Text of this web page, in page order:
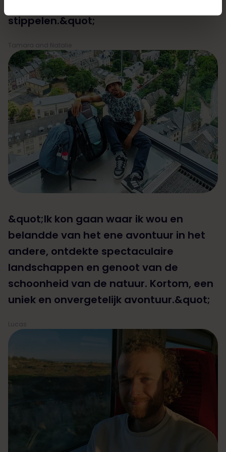
stippelen.&quot;
Tamara and Natalie
&quot;Ik kon gaan waar ik wou en
belandde van het ene avontuur in het
andere, ontdekte spectaculaire
landschappen en genoot van de
schoonheid van de natuur. Kortom, een
uniek en onvergetelijk avontuur.&quot;
Lucas